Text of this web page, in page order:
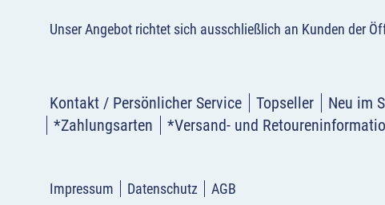
Unser Angebot richtet sich ausschließlich an Kunden der
Kontakt / Persönlicher Service Topseller Neu im
*Zahlungsarten
*Versand- und
Impressum Datenschutz AGB